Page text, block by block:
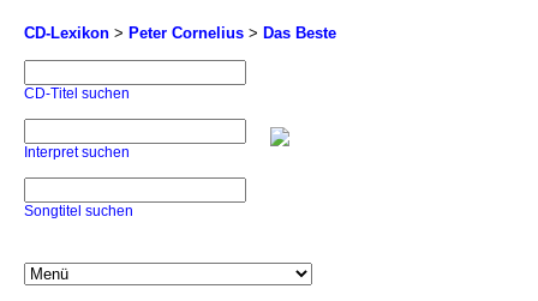
CD-Lexikon > Peter Cornelius > Das Beste
CD-Titel suchen
Interpret suchen
Songtitel suchen